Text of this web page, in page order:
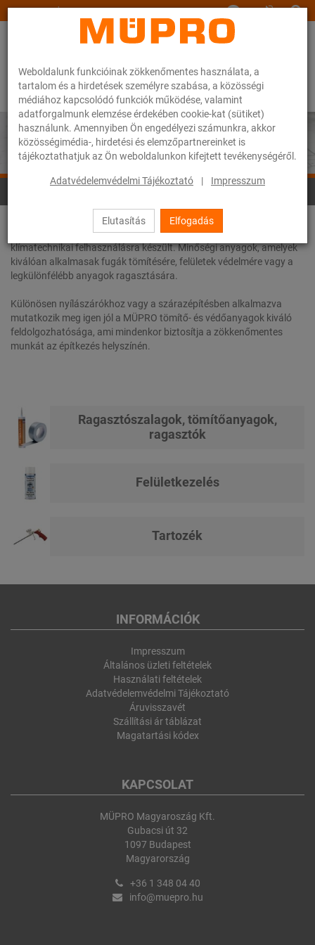
Weboldalunk funkcióinak zökkenőmentes használata, a
tartalom és a hirdetések személyre szabása, a közösségi
médiához kapcsolódó funkciók működése, valamint
adatforgalmunk elemzése érdekében cookie-kat (sütiket)
használunk. Amennyiben Ön engedélyezi számunkra, akkor
közösségimédia-, hirdetési és elemzőpartnereinket is
tájékoztathatjuk az Ön weboldalunkon kifejtett tevékenységéről.
Adatvédelemvédelmi Tájékoztató | Impresszum
Elutasítás Elfogadás
www.muepro.hu
Minden tömítő- és védőanyag speciálisan szaniter, fűtés- és
klímatechnikai felhasználásra készült. Minőségi anyagok, amelyek
kiválóan alkalmasak fugák tömítésére, felületek védelmére vagy a
legkülönfélébb anyagok ragasztására.
Különösen nyílászárókhoz vagy a szárazépítésben alkalmazva
mutatkozik meg igen jól a MÜPRO tömítő- és védőanyagok kiváló
feldolgozhatósága, ami mindenkor biztosítja a zökkenőmentes
munkát az építkezés helyszínén.
Ragasztószalagok, tömítőanyagok,
ragasztók
Felületkezelés
Tartozék
INFORMÁCIÓK
Impresszum
Általános üzleti feltételek
Használati feltételek
Adatvédelemvédelmi Tájékoztató
Áruvisszavét
Szállítási ár táblázat
Magatartási kódex
KAPCSOLAT
MÜPRO Magyaroszág Kft.
Gubacsi út 32
1097 Budapest
Magyarország
+36 1 348 04 40
info@muepro.hu